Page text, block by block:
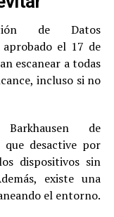
de Datos
el 17 de
escanear a todas
incluso si no
de
desactive por
dispositivos sin
existe una
el entorno.